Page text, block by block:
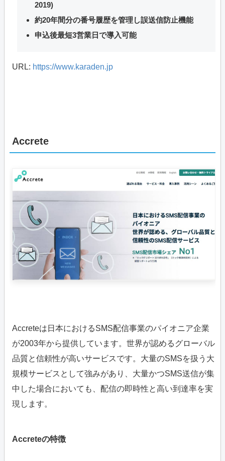
2019)
約20年間分の番号履歴を管理し誤送信防止機能
申込後最短3営業日で導入可能
URL: https://www.karaden.jp
Accrete
Accreteは日本におけるSMS配信事業のパイオニア企業
が2003年から提供しています。世界が認めるグローバル
品質と信頼性が高いサービスです。大量のSMSを扱う大
規模サービスとして強みがあり、大量かつSMS送信が集
中した場合においても、配信の即時性と高い到達率を実
現します。
Accreteの特徴